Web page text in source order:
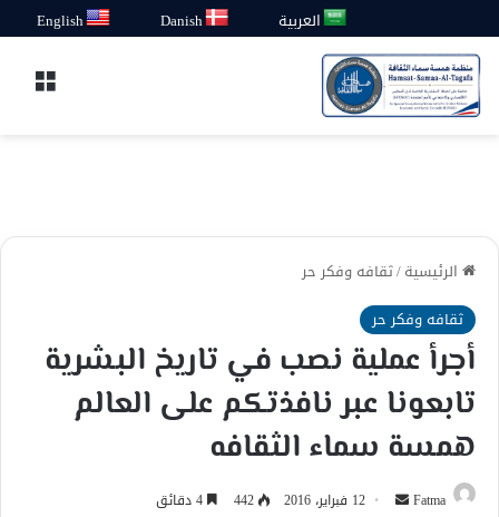
العربية Danish
English
الرئيسية/ثقافه وفكر حر
ثقافه وفكر حر
أجرأ عملية نصب في تاريخ البشرية
تابعونا عبر نافذتكم على العالم
همسة سماء الثقافه
Fatma
أرسل 12 فبراير، 2016 442